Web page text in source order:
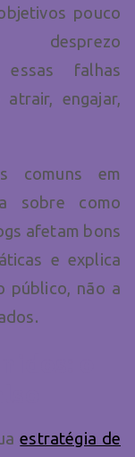
pouco
falhas
engajar,
comuns em
sobre como
afetam bons
e explica
público, não a
estratégia de